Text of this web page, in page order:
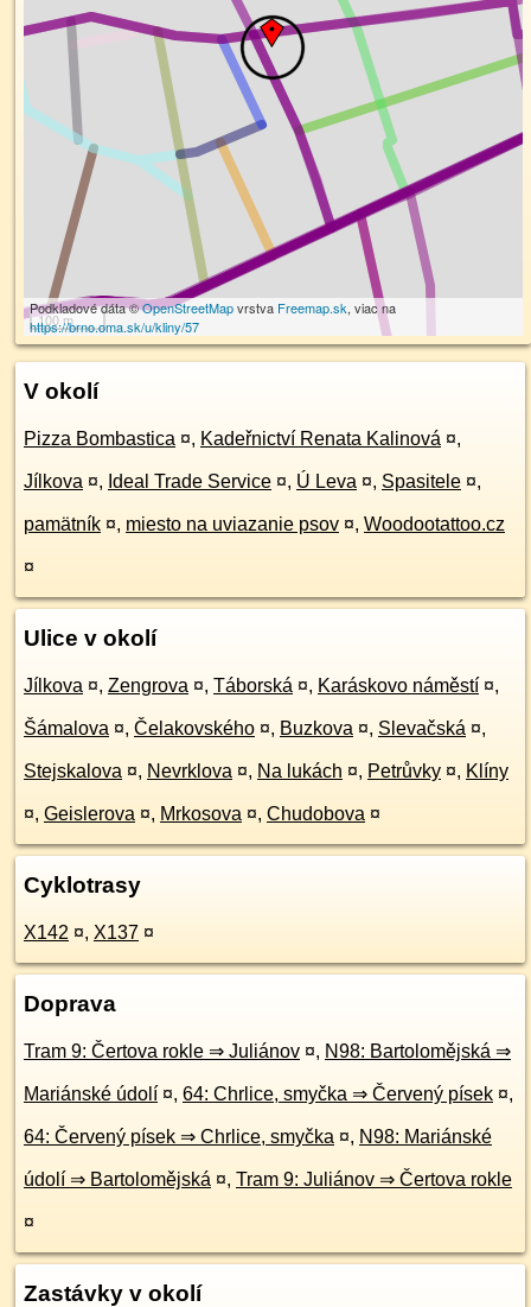
100 m
Podkladové dáta ©OpenStreetMapvrstva Freemap.sk, viac na
https://brno.oma.sk/u/kliny/57
V okolí
Pizza Bombastica ¤, Kadeřnictví Renata Kalinová ¤,
Jílkova ¤, Ideal Trade Service ¤, Ú Leva ¤, Spasitele ¤,
pamätník ¤, miesto na uviazanie psov ¤, Woodootattoo.cz
¤
Ulice v okolí
Jílkova ¤, Zengrova ¤, Táborská ¤, Karáskovo náměstí ¤,
Šámalova ¤, Čelakovského ¤, Buzkova ¤, Slevačská ¤,
Stejskalova ¤, Nevrklova ¤, Na lukách ¤, Petrůvky ¤, Klíny
¤, Geislerova ¤, Mrkosova ¤, Chudobova ¤
Cyklotrasy
X142 ¤, X137 ¤
Doprava
Tram 9: Čertova rokle ⇒ Juliánov ¤, N98: Bartolomějská ⇒
Mariánské údolí ¤, 64: Chrlice, smyčka ⇒ Červený písek ¤,
64: Červený písek ⇒ Chrlice, smyčka ¤, N98: Mariánské
údolí ⇒ Bartolomějská ¤, Tram 9: Juliánov ⇒ Čertova rokle
¤
Zastávky v okolí